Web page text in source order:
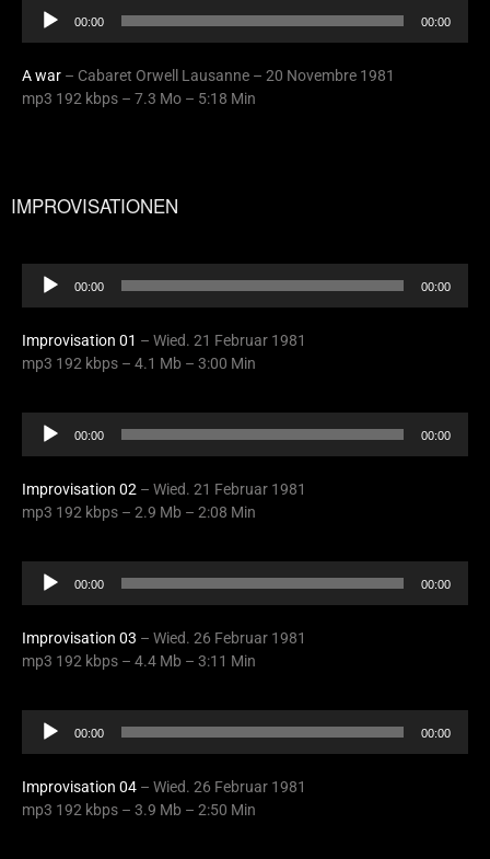
Audio
Player
00:00 00:00
A war – Cabaret Orwell Lausanne – 20 Novembre 1981
mp3 192 kbps – 7.3 Mo – 5:18 Min
IMPROVISATIONEN
Audio
Player
00:00 00:00
Improvisation 01 – Wied. 21 Februar 1981
mp3 192 kbps – 4.1 Mb – 3:00 Min
Audio
Player
00:00 00:00
Improvisation 02 – Wied. 21 Februar 1981
mp3 192 kbps – 2.9 Mb – 2:08 Min
Audio
Player
00:00 00:00
Improvisation 03 – Wied. 26 Februar 1981
mp3 192 kbps – 4.4 Mb – 3:11 Min
Audio
Player
00:00 00:00
Improvisation 04 – Wied. 26 Februar 1981
mp3 192 kbps – 3.9 Mb – 2:50 Min